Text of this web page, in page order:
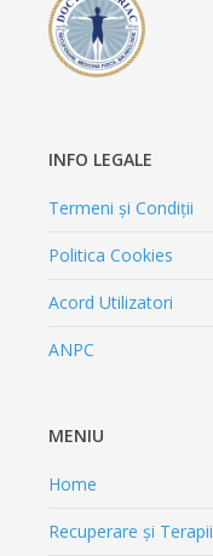
INFO LEGALE
Termeni și Condiții
Politica Cookies
Acord Utilizatori
ANPC
MENIU
Home
Recuperare și Terapii